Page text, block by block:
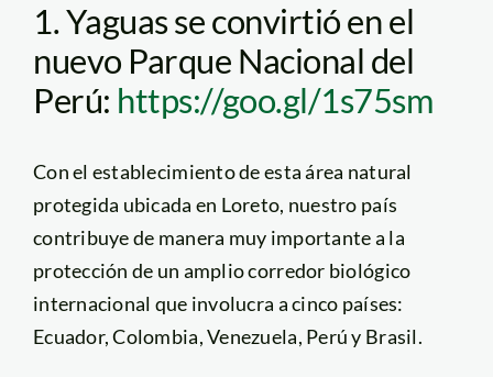
1. Yaguas se convirtió en el
nuevo Parque Nacional del
Perú: https://goo.gl/1s75sm
Con el establecimiento de esta área natural
protegida ubicada en Loreto, nuestro país
contribuye de manera muy importante a la
protección de un amplio corredor biológico
internacional que involucra a cinco países:
Ecuador, Colombia, Venezuela, Perú y Brasil.